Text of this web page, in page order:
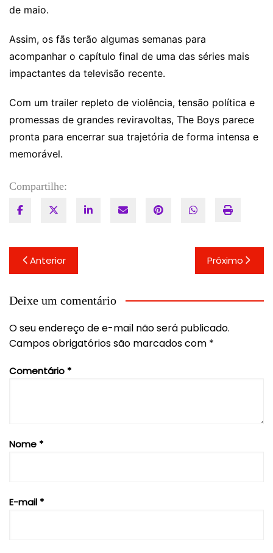
de maio.
Assim, os fãs terão algumas semanas para
acompanhar o capítulo final de uma das séries mais
impactantes da televisão recente.
Com um trailer repleto de violência, tensão política e
promessas de grandes reviravoltas, The Boys parece
pronta para encerrar sua trajetória de forma intensa e
memorável.
Compartilhe:
Navegação
de
Post
Anterior Próximo
Deixe um comentário
O seu endereço de e-mail não será publicado.
Campos obrigatórios são marcados com *
Comentário *
Nome *
E-mail *